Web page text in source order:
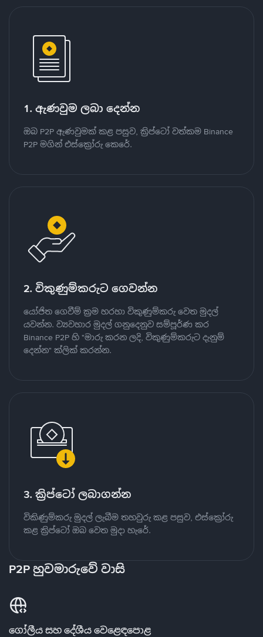
1. ඇණවුම ලබා දෙන්න
ඔබ P2P ඇණවුමක් කළ පසුව, ක්‍රිප්ටෝ වත්කම Binance
P2P මගින් එස්ක්‍රෝරු කෙරේ.
2. විකුණුම්කරුට ගෙවන්න
යෝජිත ගෙවීම් ක්‍රම හරහා විකුණුම්කරු වෙත මුදල්
යවන්න. ව්‍යවහාර මුදල් ගනුදෙනුව සම්පූර්ණ කර
Binance P2P හි "මාරු කරන ලදි, විකුණුම්කරුට දැනුම්
දෙන්න" ක්ලික් කරන්න.
3. ක්‍රිප්ටෝ ලබාගන්න
විකිණුම්කරු මුදල් ලැබීම තහවුරු කළ පසුව, එස්ක්‍රෝරු
කළ ක්‍රිප්ටෝ ඔබ වෙත මුදා හැරේ.
P2P හුවමාරුවේ වාසි
ගෝලීය සහ දේශීය වෙළෙඳපොළ